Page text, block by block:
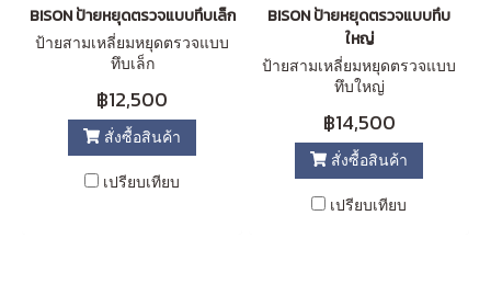
BISON ป้ายหยุดตรวจแบบทึบเล็ก
ป้ายสามเหลี่ยมหยุดตรวจแบบ
ทึบเล็ก
฿12,500
สั่งซื้อสินค้า
เปรียบเทียบ
BISON ป้ายหยุดตรวจแบบทึบ
ใหญ่
ป้ายสามเหลี่ยมหยุดตรวจแบบ
ทึบใหญ่
฿14,500
สั่งซื้อสินค้า
เปรียบเทียบ